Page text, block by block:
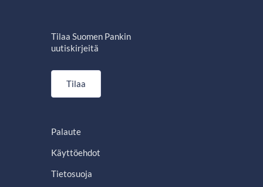
Tilaa Suomen Pankin
uutiskirjeitä
Tilaa
Palaute
Käyttöehdot
Tietosuoja